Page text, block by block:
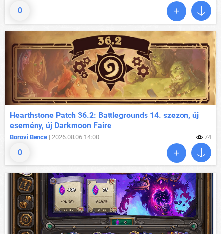
0
0
Hearthstone Patch 36.2: Battlegrounds 14. szezon, új
esemény, új Darkmoon Faire
Borovi Bence | 2026.08.06 14:00 74